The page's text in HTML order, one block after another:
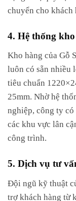
chuyển cho khách
4. Hệ thống
Kho hàng của Gỗ
luôn có sẵn nhiều
tiêu chuẩn
25mm. Nhờ hệ
nghiệp, công ty có
các khu vực lân
công trình.
5. Dịch vụ tư
Đội ngũ kỹ thuật
trợ khách hàng từ